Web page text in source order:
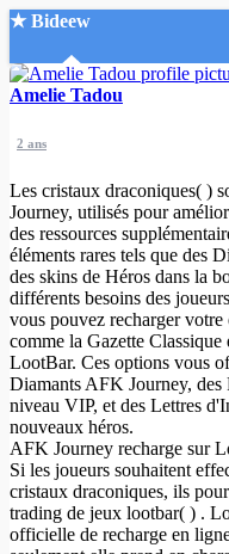
★ Bideew
Accueil
Recherche
Mon compte
Connexion
Créer un compte
Mode nuit
Amelie Tadou
2 ans
Les cristaux draconiques( )
Journey, utilisés pour
des ressources
éléments rares tels que des
des skins de Héros dans la
différents besoins des
vous pouvez recharger
comme la Gazette
LootBar. Ces options vous
Diamants AFK Journey,
niveau VIP, et des Lettres
nouveaux héros.
AFK Journey recharge sur
Si les joueurs souhaitent
cristaux draconiques, ils
trading de jeux lootbar( ) .
officielle de recharge en